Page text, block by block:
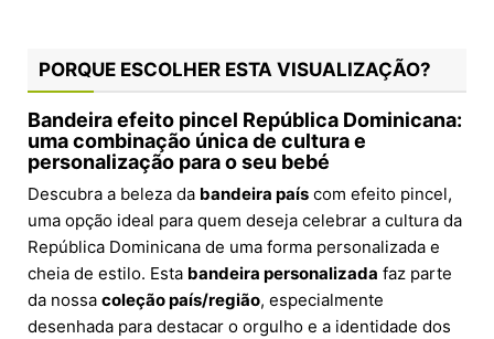
PORQUE ESCOLHER ESTA VISUALIZAÇÃO?
Bandeira efeito pincel República Dominicana:
uma combinação única de cultura e
personalização para o seu bebé
Descubra a beleza da bandeira país com efeito pincel,
uma opção ideal para quem deseja celebrar a cultura da
República Dominicana de uma forma personalizada e
cheia de estilo. Esta bandeira personalizada faz parte
da nossa coleção país/região, especialmente
desenhada para destacar o orgulho e a identidade dos